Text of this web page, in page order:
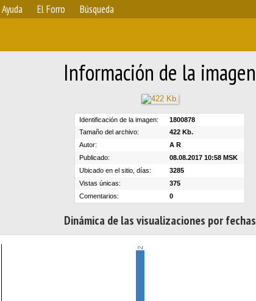
Ayuda El Forro Búsqueda
Información de la imagen
Identificación de la imagen:
1800878
Tamaño del archivo:
422 Kb.
Autor:
A R
Publicado:
08.08.2017 10:58 MSK
Ubicado en el sitio, días:
3285
Vistas únicas:
375
Comentarios:
0
Dinámica de las visualizaciones por fechas